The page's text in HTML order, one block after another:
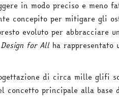
in modo preciso e meno
concepito per mitigare gli
evoluto per abbracciare
Design for Allha rappresentato
di circa mille glifi
concetto principale alla base